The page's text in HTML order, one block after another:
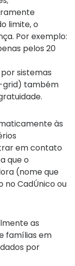
limite, o
Por exemplo:
pelos 20
sistemas
grid) também
às
em contato
que o
(nome que
CadÚnico ou
as
famílias em
por